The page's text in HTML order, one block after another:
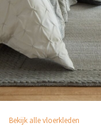
Bekijk alle vloerkleden